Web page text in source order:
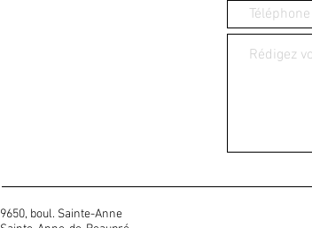
9650, boul. Sainte-Anne